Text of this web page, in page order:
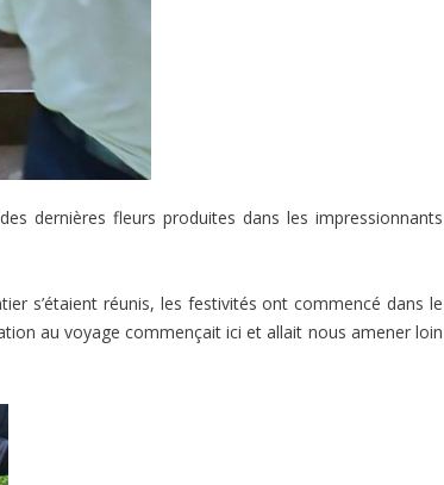
dernières fleurs produites dans les impressionnants
s’étaient réunis, les festivités ont commencé dans le
au voyage commençait ici et allait nous amener loin